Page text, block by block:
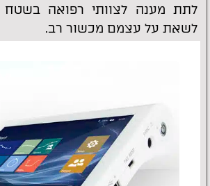
לתת מענה לצוותי רפואה בשטח
לשאת על עצמם מכשור רב.